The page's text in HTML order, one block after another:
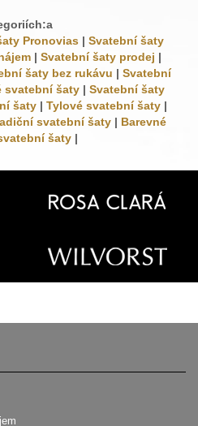
Pronovias | Svatební šaty
| Svatební šaty prodej |
šaty bez rukávu | Svatební
svatební šaty | Svatební šaty
šaty | Tylové svatební šaty |
svatební šaty | Barevné
šaty |